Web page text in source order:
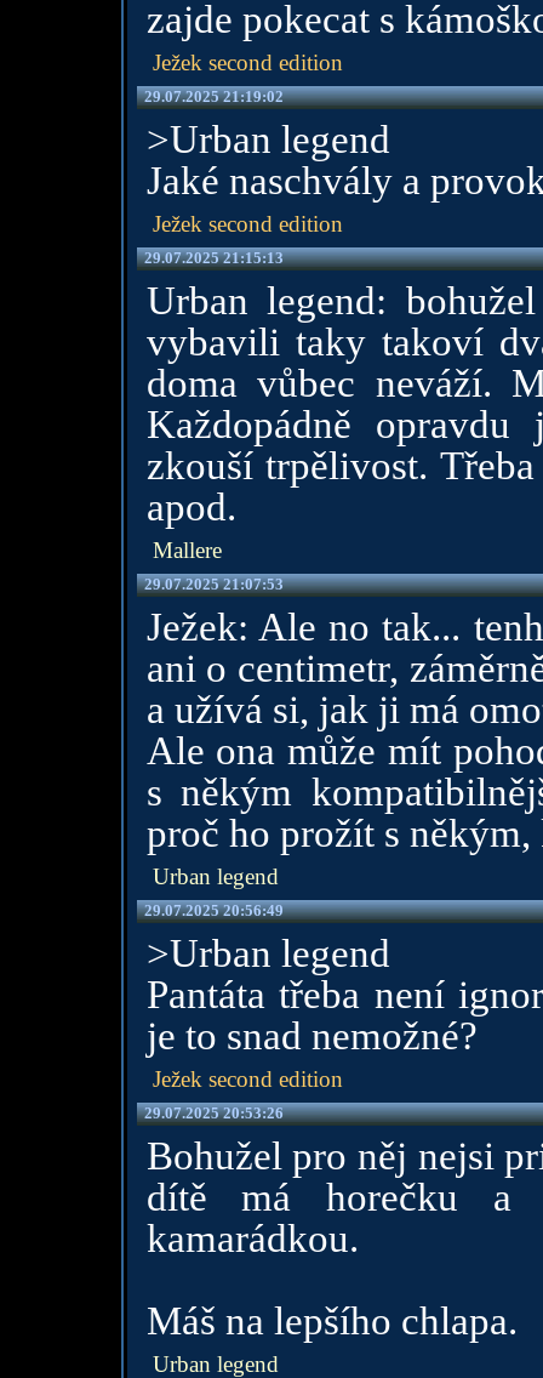
zajde pokecat s
Ježek second edition
29.07.2025 21:19:02
>Urban legend
Jaké naschvály a
Ježek second edition
29.07.2025 21:15:13
Urban legend:
vybavili taky takoví
doma vůbec neváží.
Každopádně
zkouší trpělivost.
apod.
Mallere
29.07.2025 21:07:53
Ježek: Ale no tak...
ani o centimetr,
a užívá si, jak ji má
Ale ona může mít
s někým
proč ho prožít s
Urban legend
29.07.2025 20:56:49
>Urban legend
Pantáta třeba není
je to snad nemožné?
Ježek second edition
29.07.2025 20:53:26
Bohužel pro něj nejsi
dítě má horečku a
kamarádkou.
Máš na lepšího chlapa.
Urban legend